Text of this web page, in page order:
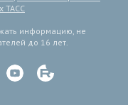
ТАСС
информацию, не
до 16 лет.